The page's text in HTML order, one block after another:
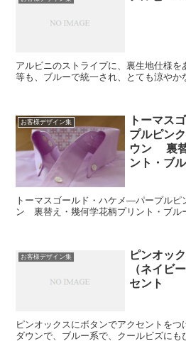
アルビニのストライプに、裏生地仕様
等も、ブルーで統一され、とても涼やか
お客様デザイン集
トーマス
プルピン
ウン 裏替
ント・ブ
トーマスゴールド・ハケメ―パープル
ン 裏替え・幾何学花柄プリント・ブル
お客様デザイン集
ピンオッ
（ネイビ
セント
ピンオックスにボタンでアクセントを
ダウンで、ブルー系で、クールビズにも